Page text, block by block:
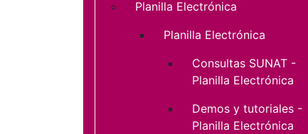
Planilla Electrónica
Planilla Electrónica
Consultas SUNAT -
Planilla Electrónica
Demos y tutoriales -
Planilla Electrónica